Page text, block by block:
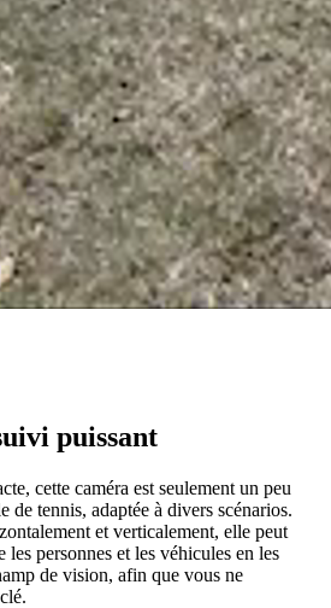
puissant
cette caméra est seulement un peu
de tennis, adaptée à divers scénarios.
et verticalement, elle peut
les personnes et les véhicules en les
de vision, afin que vous ne